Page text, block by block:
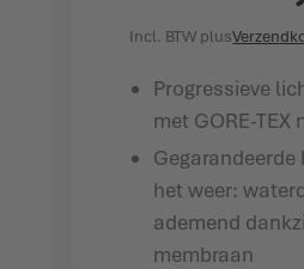
Incl. BTW plus
Progressieve
met GORE-TEX
het weer:
ademend
membraan